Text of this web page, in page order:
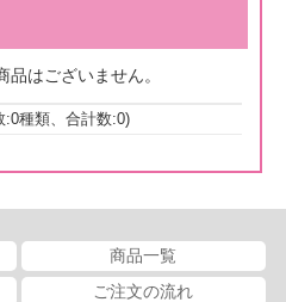
品はございません。
:0種類、合計数:0)
商品一覧
ご注文の流れ